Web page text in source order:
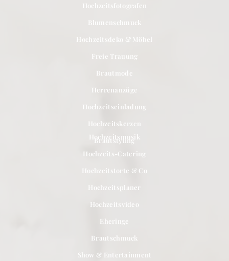
Hochzeitsfotografen
Blumenschmuck
Hochzeitsdeko & Möbel
Freie Trauung
Brautmode
Herrenanzüge
Hochzeitseinladung
Hochzeitskerzen
Brautstyling
Hochzeitsmusik
Hochzeits-Catering
Hochzeitstorte & Co
Hochzeitsplaner
Hochzeitsvideo
Eheringe
Brautschmuck
Show & Entertainment